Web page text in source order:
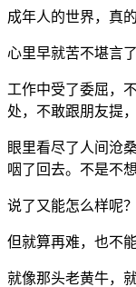
成年人的世界，真
心里早就苦不堪言
工作中受了委屈，
处，不敢跟朋友提
眼里看尽了人间沧
咽了回去。不是不
说了又能怎么样呢
但就算再难，也不
就像那头老黄牛，